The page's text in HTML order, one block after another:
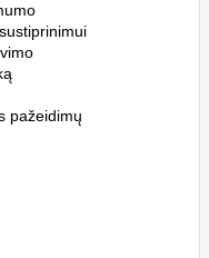
pažeidimų